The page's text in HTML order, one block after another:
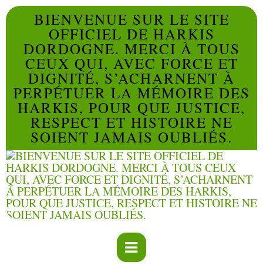
BIENVENUE SUR LE SITE
OFFICIEL DE HARKIS
DORDOGNE. MERCI À TOUS
CEUX QUI, AVEC FORCE ET
DIGNITÉ, S’ACHARNENT À
PERPÉTUER LA MÉMOIRE DES
HARKIS, POUR QUE JUSTICE,
RESPECT ET HISTOIRE NE
SOIENT JAMAIS OUBLIÉS.